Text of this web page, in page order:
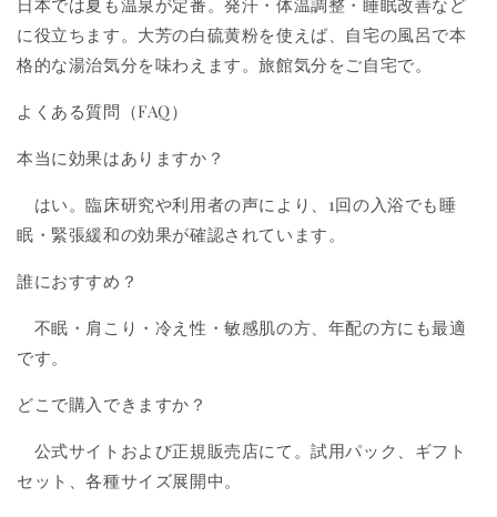
に役立ちます。大芳の白硫黄粉を使えば、自宅の風呂で本
格的な湯治気分を味わえます。旅館気分をご自宅で。
よくある質問（FAQ）
本当に効果はありますか？
はい。臨床研究や利用者の声により、1回の入浴でも睡
眠・緊張緩和の効果が確認されています。
誰におすすめ？
不眠・肩こり・冷え性・敏感肌の方、年配の方にも最適
です。
どこで購入できますか？
公式サイトおよび正規販売店にて。試用パック、ギフト
セット、各種サイズ展開中。